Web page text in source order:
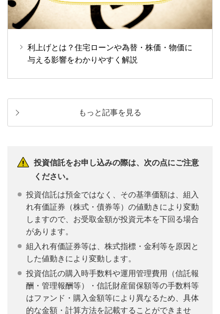
利上げとは？住宅ローンや為替・株価・物価に
与える影響をわかりやすく解説
もっと記事を見る
投資信託をお申し込みの際は、次の点にご注意
ください。
投資信託は預金ではなく、その基準価額は、組入
れ有価証券（株式・債券等）の値動きにより変動
しますので、お受取金額が投資元本を下回る場合
があります。
組入れ有価証券等は、株式指標・金利等を原因と
した値動きにより変動します。
投資信託の購入時手数料や運用管理費用（信託報
酬・管理報酬等）・信託財産留保額等の手数料等
はファンド・購入金額等により異なるため、具体
的な金額・計算方法を記載することができませ